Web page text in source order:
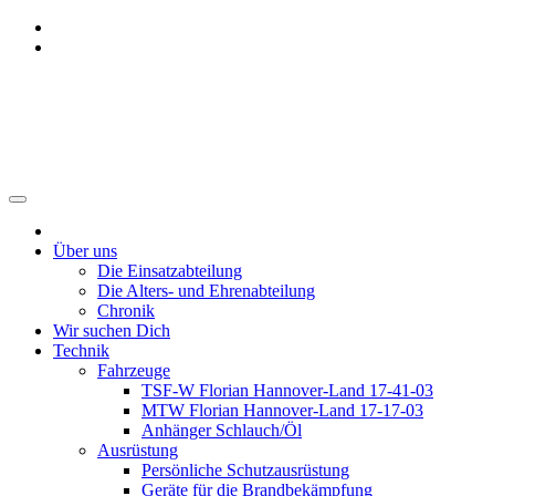
Zum
Inhalt
Über uns
Die Einsatzabteilung
Die Alters- und Ehrenabteilung
Chronik
Wir suchen Dich
Technik
Fahrzeuge
TSF-W Florian Hannover-Land 17-41-03
MTW Florian Hannover-Land 17-17-03
Anhänger Schlauch/Öl
Ausrüstung
Persönliche Schutzausrüstung
Geräte für die Brandbekämpfung